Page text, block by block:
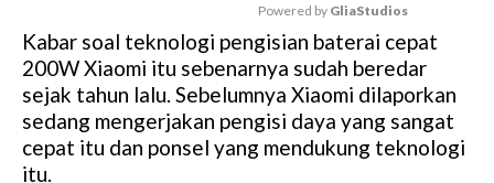
M
u
t
e
Powered by GliaStudios
Kabar soal teknologi pengisian baterai cepat
200W Xiaomi itu sebenarnya sudah beredar
sejak tahun lalu. Sebelumnya Xiaomi dilaporkan
sedang mengerjakan pengisi daya yang sangat
cepat itu dan ponsel yang mendukung teknologi
itu.